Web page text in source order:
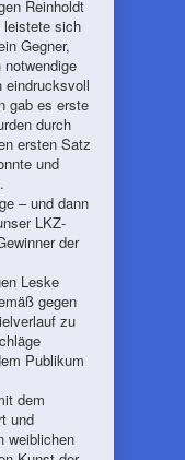
Reinholdt
leistete sich
Gegner,
eindrucksvoll
gab es erste
durch
ersten Satz
und
– und dann
LKZ-
der
Leske
gegen
zu
Publikum
dem
und
weiblichen